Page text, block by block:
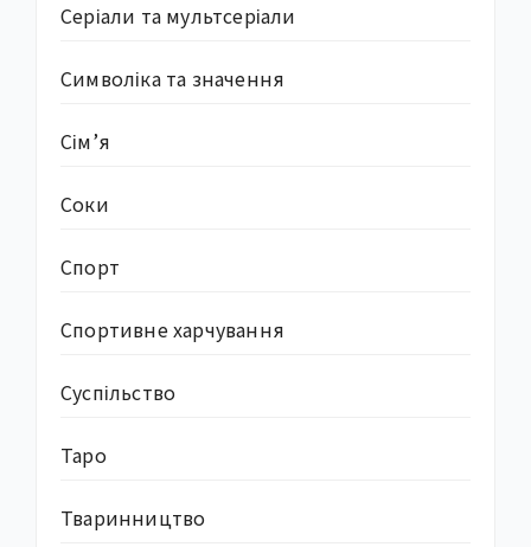
Серіали та мультсеріали
Символіка та значення
Сім’я
Соки
Спорт
Спортивне харчування
Суcпільство
Таро
Тваринництво